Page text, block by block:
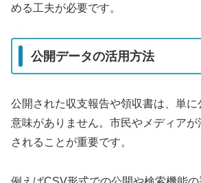
める工夫が必要です。
公開データの活用方法
公開された収支報告や領収書は、単
意味がありません。市民やメディア
されることが重要です。